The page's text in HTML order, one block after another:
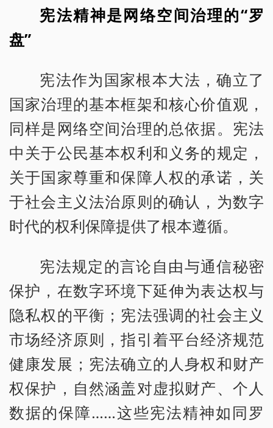
宪法精神是网络空间治理的“罗
盘”
宪法作为国家根本大法，确立了
国家治理的基本框架和核心价值观，
同样是网络空间治理的总依据。宪法
中关于公民基本权利和义务的规定，
关于国家尊重和保障人权的承诺，关
于社会主义法治原则的确认，为数字
时代的权利保障提供了根本遵循。
宪法规定的言论自由与通信秘密
保护，在数字环境下延伸为表达权与
隐私权的平衡；宪法强调的社会主义
市场经济原则，指引着平台经济规范
健康发展；宪法确立的人身权和财产
权保护，自然涵盖对虚拟财产、个人
数据的保障……这些宪法精神如同罗